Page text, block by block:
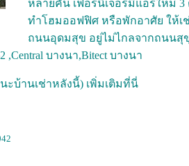
หลายคัน เฟอร์นิเจอร์มีแอร์ใหม่
ทำโฮมออฟฟิศ หรือพักอาศัย ให้เ
ถนนอุดมสุข อยู่ไม่ไกลจากถนนสุ
บางนา,Bitect บางนา
ะบ้านเช่าหลังนี้) เพิ่มเติมที่นี่